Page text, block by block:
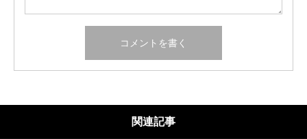
関連記事